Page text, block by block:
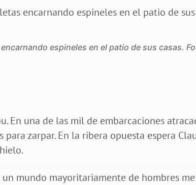
espineles en el patio de sus casas.
En una de las mil de embarcaciones
zarpar. En la ribera opuesta espera
un mundo mayoritariamente de hombres me